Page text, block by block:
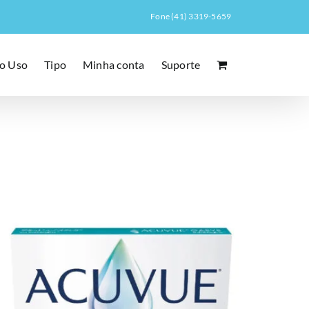
Fone (41) 3319-5659
Uso Tipo Minha conta Suporte